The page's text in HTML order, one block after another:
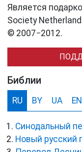
Является
Society
© 2007−2012.
Библии
RU BY UA EN
Синодальный
Новый русский